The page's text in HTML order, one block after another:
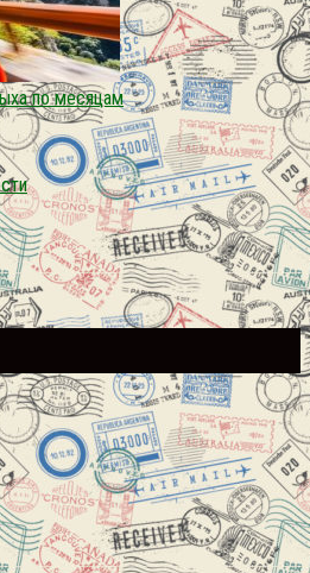
по месяцам